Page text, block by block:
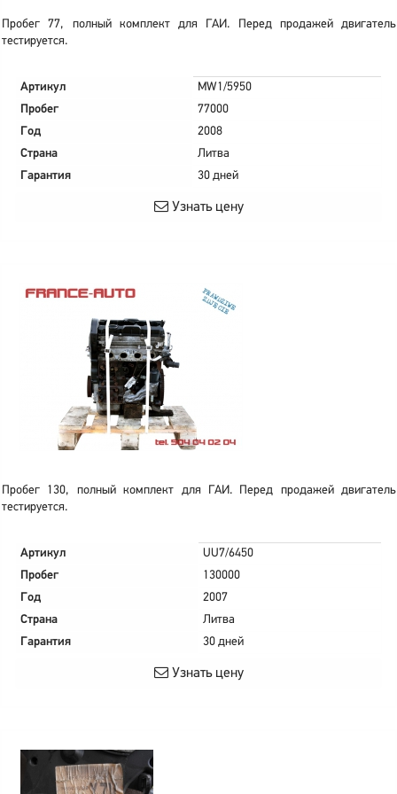
Пробег 77, полный комплект для ГАИ. Перед продажей двигатель
тестируется.
Артикул
MW1/5950
Пробег
77000
Год
2008
Страна
Литва
Гарантия
30 дней
Узнать цену
Пробег 130, полный комплект для ГАИ. Перед продажей двигатель
тестируется.
Артикул
UU7/6450
Пробег
130000
Год
2007
Страна
Литва
Гарантия
30 дней
Узнать цену